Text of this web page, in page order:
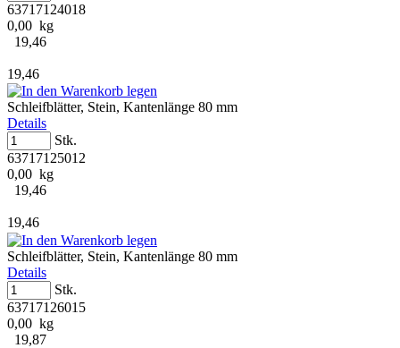
63717124018
0,00 kg
19,46
19,46
Schleifblätter, Stein, Kantenlänge 80 mm
Details
Stk.
63717125012
0,00 kg
19,46
19,46
Schleifblätter, Stein, Kantenlänge 80 mm
Details
Stk.
63717126015
0,00 kg
19,87